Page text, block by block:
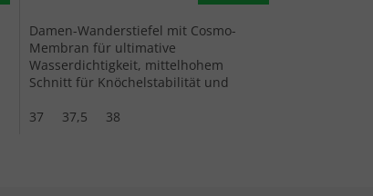
Damen-Wanderstiefel mit Cosmo-
Membran für ultimative
Wasserdichtigkeit, mittelhohem
Schnitt für Knöchelstabilität und
hervorragenden Grip.
37 37,5 38